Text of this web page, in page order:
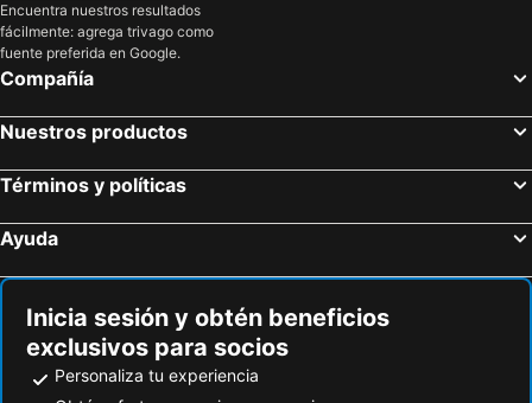
Encuentra nuestros resultados
fácilmente: agrega trivago como
fuente preferida en Google.
Compañía
Nuestros productos
Términos y políticas
Ayuda
Inicia sesión y obtén beneficios
exclusivos para socios
Personaliza tu experiencia